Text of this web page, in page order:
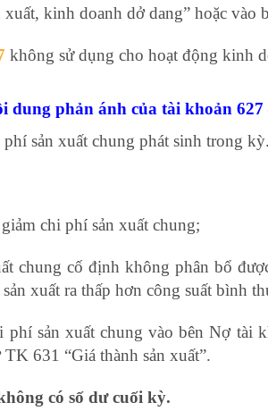
kinh doanh dở dang” hoặc vào
không sử dụng cho hoạt động kinh
dung phản ánh của tài khoản
phí sản xuất chung phát sinh trong kỳ.
chi phí sản xuất chung;
chung cố định không phân bổ
xuất ra thấp hơn công suất bình
phí sản xuất chung vào bên Nợ tài
631 “Giá thành sản xuất”.
có số dư cuối kỳ.